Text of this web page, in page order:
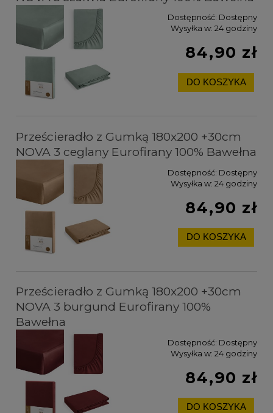
Dostępność: Dostępny
Wysyłka w: 24 godziny
84,90 zł
DO KOSZYKA
Prześcieradło z Gumką 180x200 +30cm
NOVA 3 ceglany Eurofirany 100% Bawełna
Dostępność: Dostępny
Wysyłka w: 24 godziny
84,90 zł
DO KOSZYKA
Prześcieradło z Gumką 180x200 +30cm
NOVA 3 burgund Eurofirany 100%
Bawełna
Dostępność: Dostępny
Wysyłka w: 24 godziny
84,90 zł
DO KOSZYKA